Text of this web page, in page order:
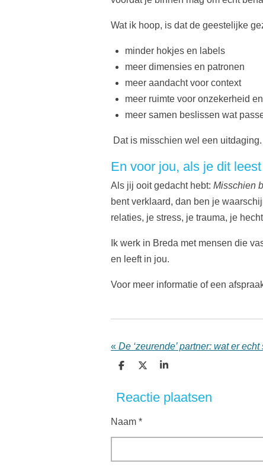
Wat ik hoop, is dat de geestelijke
minder hokjes en labels
meer dimensies en patronen
meer aandacht voor context
meer ruimte voor onzekerheid
meer samen beslissen wat
Dat is misschien wel een uitdaging.
En voor jou, als je dit leest
Als jij ooit gedacht hebt: Misschien
bent verklaard, dan ben je
relaties, je stress, je trauma, je
Ik werk in Breda met mensen die
en leeft in jou.
Voor meer informatie of een
«
D
e
D
l
S
r
e
Reactie plaatsen
Naam *